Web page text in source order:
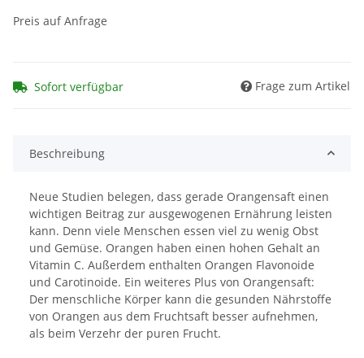
Preis auf Anfrage
Sofort verfügbar Frage zum Artikel
Beschreibung
Neue Studien belegen, dass gerade Orangensaft einen
wichtigen Beitrag zur ausgewogenen Ernährung leisten
kann. Denn viele Menschen essen viel zu wenig Obst
und Gemüse. Orangen haben einen hohen Gehalt an
Vitamin C. Außerdem enthalten Orangen Flavonoide
und Carotinoide. Ein weiteres Plus von Orangensaft:
Der menschliche Körper kann die gesunden Nährstoffe
von Orangen aus dem Fruchtsaft besser aufnehmen,
als beim Verzehr der puren Frucht.